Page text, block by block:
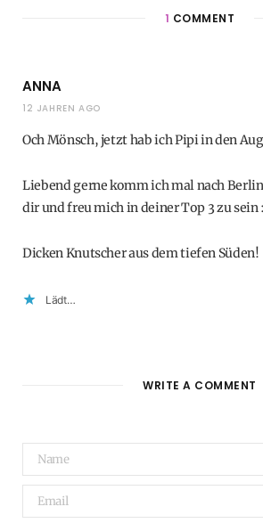
1 COMMENT
ANNA
12 JAHREN AGO
Och Mönsch, jetzt hab ich Pipi in den
Liebend gerne komm ich mal nach
dir und freu mich in deiner Top 3 zu
Dicken Knutscher aus dem tiefen Süden!
Lädt…
WRITE A COMMENT